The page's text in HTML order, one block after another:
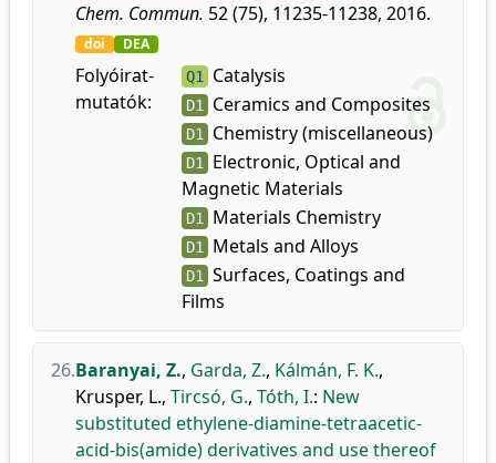
Chem. Commun. 52 (75), 11235-11238, 2016.
doi DEA
Folyóirat-
mutatók:
Q1 Catalysis
D1 Ceramics and Composites
D1 Chemistry (miscellaneous)
D1 Electronic, Optical and
Magnetic Materials
D1 Materials Chemistry
D1 Metals and Alloys
D1 Surfaces, Coatings and
Films
26.Baranyai, Z., Garda, Z., Kálmán, F. K.,
Krusper, L., Tircsó, G., Tóth, I.: New
substituted ethylene-diamine-tetraacetic-
acid-bis(amide) derivatives and use thereof